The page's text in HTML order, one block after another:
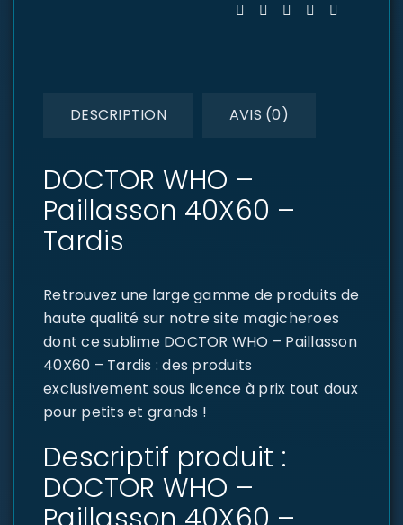
DESCRIPTION AVIS (0)
DOCTOR WHO –
Paillasson 40X60 –
Tardis
Retrouvez une large gamme de produits de
haute qualité sur notre site magicheroes
dont ce sublime DOCTOR WHO – Paillasson
40X60 – Tardis : des produits
exclusivement sous licence à prix tout doux
pour petits et grands !
Descriptif produit :
DOCTOR WHO –